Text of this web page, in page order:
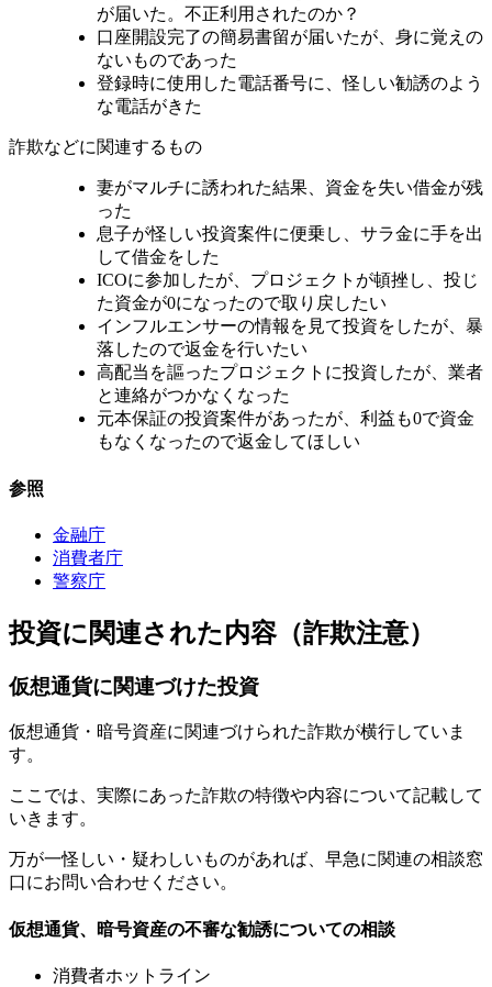
が届いた。不正利用されたのか？
口座開設完了の簡易書留が届いたが、身に覚えの
ないものであった
登録時に使用した電話番号に、怪しい勧誘のよう
な電話がきた
詐欺などに関連するもの
妻がマルチに誘われた結果、資金を失い借金が残
った
息子が怪しい投資案件に便乗し、サラ金に手を出
して借金をした
ICOに参加したが、プロジェクトが頓挫し、投じ
た資金が0になったので取り戻したい
インフルエンサーの情報を見て投資をしたが、暴
落したので返金を行いたい
高配当を謳ったプロジェクトに投資したが、業者
と連絡がつかなくなった
元本保証の投資案件があったが、利益も0で資金
もなくなったので返金してほしい
参照
金融庁
消費者庁
警察庁
投資に関連された内容（詐欺注意）
仮想通貨に関連づけた投資
仮想通貨・暗号資産に関連づけられた詐欺が横行していま
す。
ここでは、実際にあった詐欺の特徴や内容について記載して
いきます。
万が一怪しい・疑わしいものがあれば、早急に関連の相談窓
口にお問い合わせください。
仮想通貨、暗号資産の不審な勧誘についての相談
消費者ホットライン